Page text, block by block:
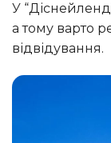
У “Діснейленді” дуже легко втратити лік грошам,
а тому варто
відвідування.